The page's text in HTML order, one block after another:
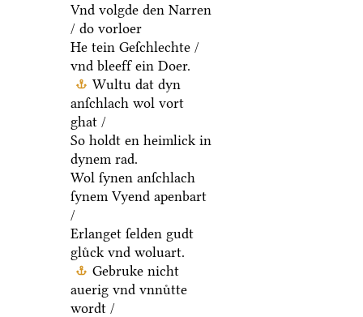
Vnd volgde den Narren
/ do vorloer
He tein Geſchlechte /
vnd bleeff ein Doer.
Wultu dat dyn
anſchlach wol vort
ghat /
So holdt en heimlick in
dynem rad.
Wol ſynen anſchlach
ſynem Vyend apenbart
/
Erlanget ſelden gudt
gluͤck vnd woluart.
Gebruke nicht
auerig vnd vnnuͤtte
wordt /